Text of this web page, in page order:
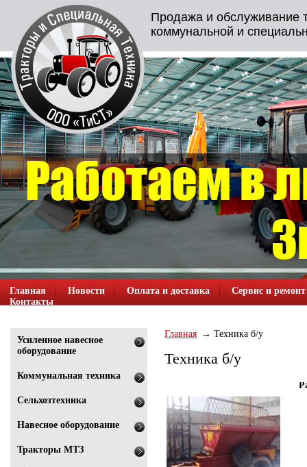
Продажа и обслуживание
коммунальной и
Главная Новости Оплата и доставка
Сервис и ремонт
Контакты
Главная Техника б/у
Техника б/у
Усиленное навесное
оборудование
Коммунальная техника
Сельхозтехника
Навесное оборудование
Тракторы МТЗ